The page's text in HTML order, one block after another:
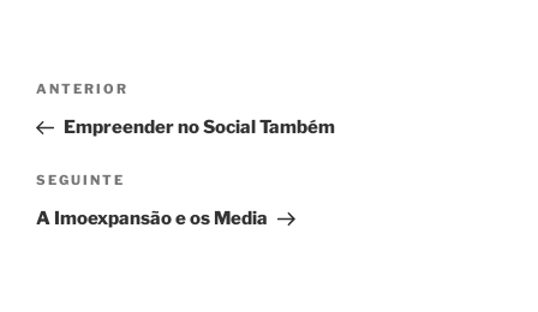
Navegação
artigos
Conteúdo
anterior
ANTERIOR
Empreender no Social Também
Conteúdo
seguinte
SEGUINTE
A Imoexpansão e os Media